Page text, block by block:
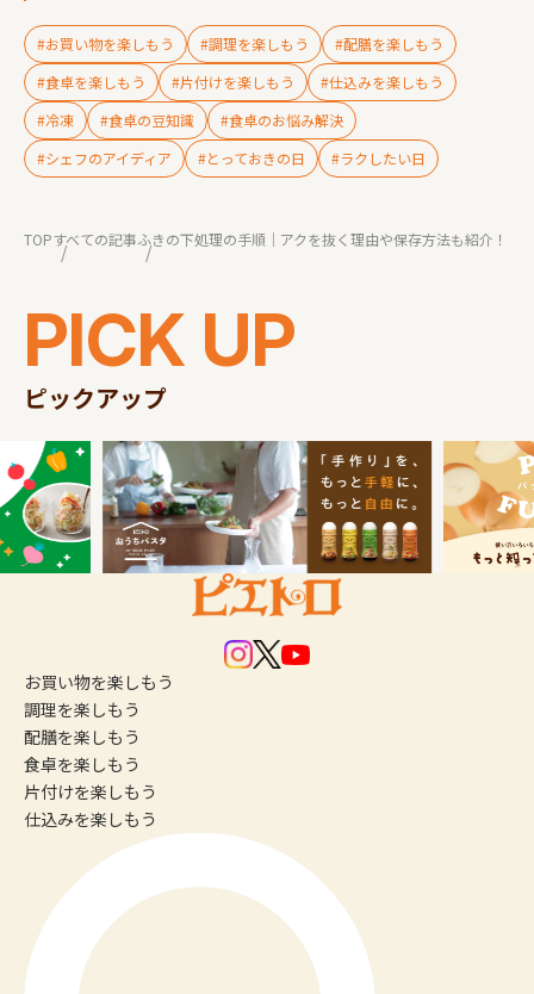
#お買い物を楽しもう #調理を楽しもう
#配膳を楽しもう
#食卓を楽しもう
#片付けを楽しもう
#仕込みを楽しもう
#冷凍
#食卓の豆知識
#食卓のお悩み解決
#シェフのアイディア
#とっておきの日 #ラクしたい日
TOPすべての記事ふきの下処理の手順｜アクを抜く理由や保存方法も紹介！
PICK UP
ピックアップ
お買い物を楽しもう
調理を楽しもう
配膳を楽しもう
食卓を楽しもう
片付けを楽しもう
仕込みを楽しもう